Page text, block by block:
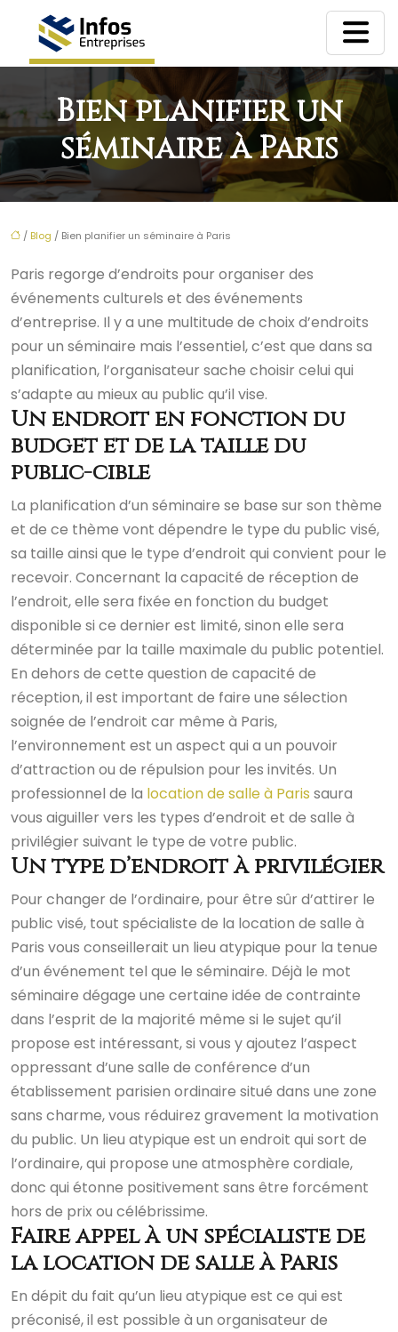
Bien planifier un
séminaire à Paris
/ Blog / Bien planifier un séminaire à Paris
Paris regorge d’endroits pour organiser des
événements culturels et des événements
d’entreprise. Il y a une multitude de choix d’endroits
pour un séminaire mais l’essentiel, c’est que dans sa
planification, l’organisateur sache choisir celui qui
s’adapte au mieux au public qu’il vise.
Un endroit en fonction du
budget et de la taille du
public-cible
La planification d’un séminaire se base sur son thème
et de ce thème vont dépendre le type du public visé,
sa taille ainsi que le type d’endroit qui convient pour le
recevoir. Concernant la capacité de réception de
l’endroit, elle sera fixée en fonction du budget
disponible si ce dernier est limité, sinon elle sera
déterminée par la taille maximale du public potentiel.
En dehors de cette question de capacité de
réception, il est important de faire une sélection
soignée de l’endroit car même à Paris,
l’environnement est un aspect qui a un pouvoir
d’attraction ou de répulsion pour les invités. Un
professionnel de la location de salle à Paris saura
vous aiguiller vers les types d’endroit et de salle à
privilégier suivant le type de votre public.
Un type d’endroit à privilégier
Pour changer de l’ordinaire, pour être sûr d’attirer le
public visé, tout spécialiste de la location de salle à
Paris vous conseillerait un lieu atypique pour la tenue
d’un événement tel que le séminaire. Déjà le mot
séminaire dégage une certaine idée de contrainte
dans l’esprit de la majorité même si le sujet qu’il
propose est intéressant, si vous y ajoutez l’aspect
oppressant d’une salle de conférence d’un
établissement parisien ordinaire situé dans une zone
sans charme, vous réduirez gravement la motivation
du public. Un lieu atypique est un endroit qui sort de
l’ordinaire, qui propose une atmosphère cordiale,
donc qui étonne positivement sans être forcément
hors de prix ou célébrissime.
Faire appel à un spécialiste de
la location de salle à Paris
En dépit du fait qu’un lieu atypique est ce qui est
préconisé, il est possible à un organisateur de